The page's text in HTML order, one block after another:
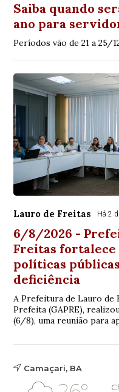
Saiba quando
ano para
Períodos vão de 21 a 25/
Lauro de Freitas Há 2
6/8/2026 -
Freitas fortalece
políticas
deficiência
A Prefeitura de Lauro de
Prefeita (GAPRE),
(6/8), uma reunião para
Camaçari, BA